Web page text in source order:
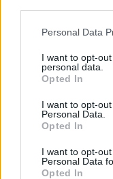
Personal Data
I want to opt-
personal data.
Opted In
I want to opt-
Personal Data.
Opted In
I want to opt-
Personal Data
Opted In